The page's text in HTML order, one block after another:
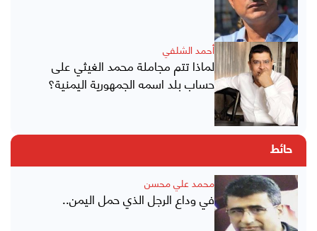
أحمد الشلفي
لماذا تتم مجاملة محمد الغيثي على
حساب بلد اسمه الجمهورية اليمنية؟
حائط
محمد علي محسن
في وداع الرجل الذي حمل اليمن..